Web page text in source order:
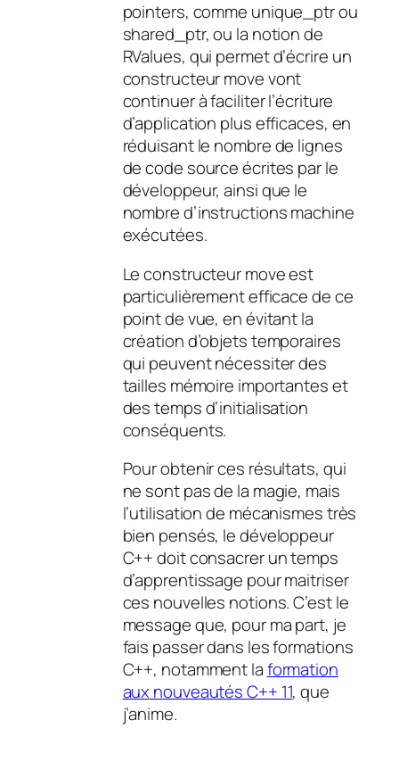
pointers, comme unique_ptr ou
shared_ptr, ou la notion de
RValues, qui permet d’écrire un
constructeur move vont
continuer à faciliter l’écriture
d’application plus efficaces, en
réduisant le nombre de lignes
de code source écrites par le
développeur, ainsi que le
nombre d’instructions machine
exécutées.
Le constructeur move est
particulièrement efficace de ce
point de vue, en évitant la
création d’objets temporaires
qui peuvent nécessiter des
tailles mémoire importantes et
des temps d’initialisation
conséquents.
Pour obtenir ces résultats, qui
ne sont pas de la magie, mais
l’utilisation de mécanismes très
bien pensés, le développeur
C++ doit consacrer un temps
d’apprentissage pour maitriser
ces nouvelles notions. C’est le
message que, pour ma part, je
fais passer dans les formations
C++, notamment laformation
aux nouveautés C++ 11, que
j’anime.